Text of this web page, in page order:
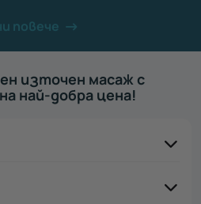
повече
източен масаж с
най-добра цена!